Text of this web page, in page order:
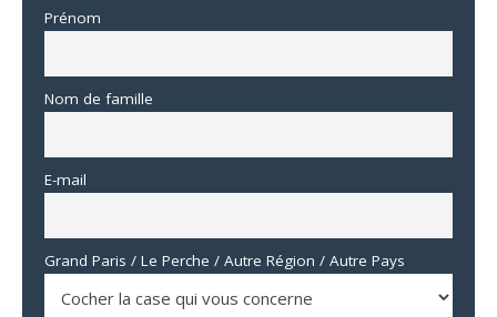
Prénom
Nom de famille
E-mail
Grand Paris / Le Perche / Autre Région / Autre Pays